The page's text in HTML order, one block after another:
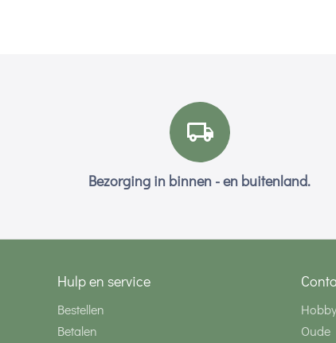
Bezorging in binnen - en buitenland.
Hulp en service
Bestellen
Betalen
Oude